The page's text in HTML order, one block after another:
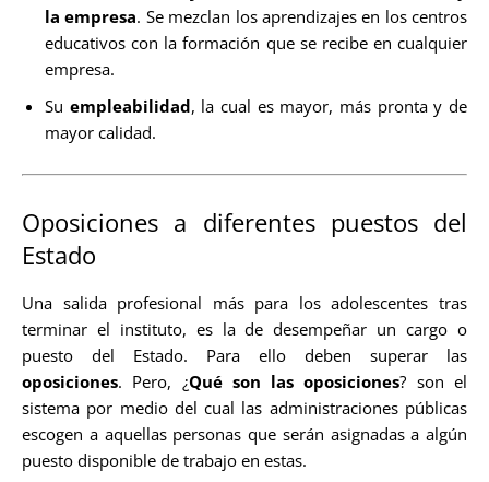
la empresa. Se mezclan los aprendizajes en los centros
educativos con la formación que se recibe en cualquier
empresa.
Su empleabilidad, la cual es mayor, más pronta y de
mayor calidad.
Oposiciones a diferentes puestos del
Estado
Una salida profesional más para los adolescentes tras
terminar el instituto, es la de desempeñar un cargo o
puesto del Estado. Para ello deben superar las
oposiciones. Pero, ¿Qué son las oposiciones? son el
sistema por medio del cual las administraciones públicas
escogen a aquellas personas que serán asignadas a algún
puesto disponible de trabajo en estas.